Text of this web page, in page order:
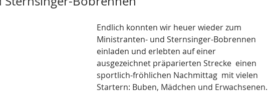
Endlich konnten wir heuer wieder zum
Ministranten- und Sternsinger-Bobrennen
einladen und erlebten auf einer
ausgezeichnet präparierten Strecke  einen
sportlich-fröhlichen Nachmittag  mit vielen
Startern: Buben, Mädchen und Erwachsenen.